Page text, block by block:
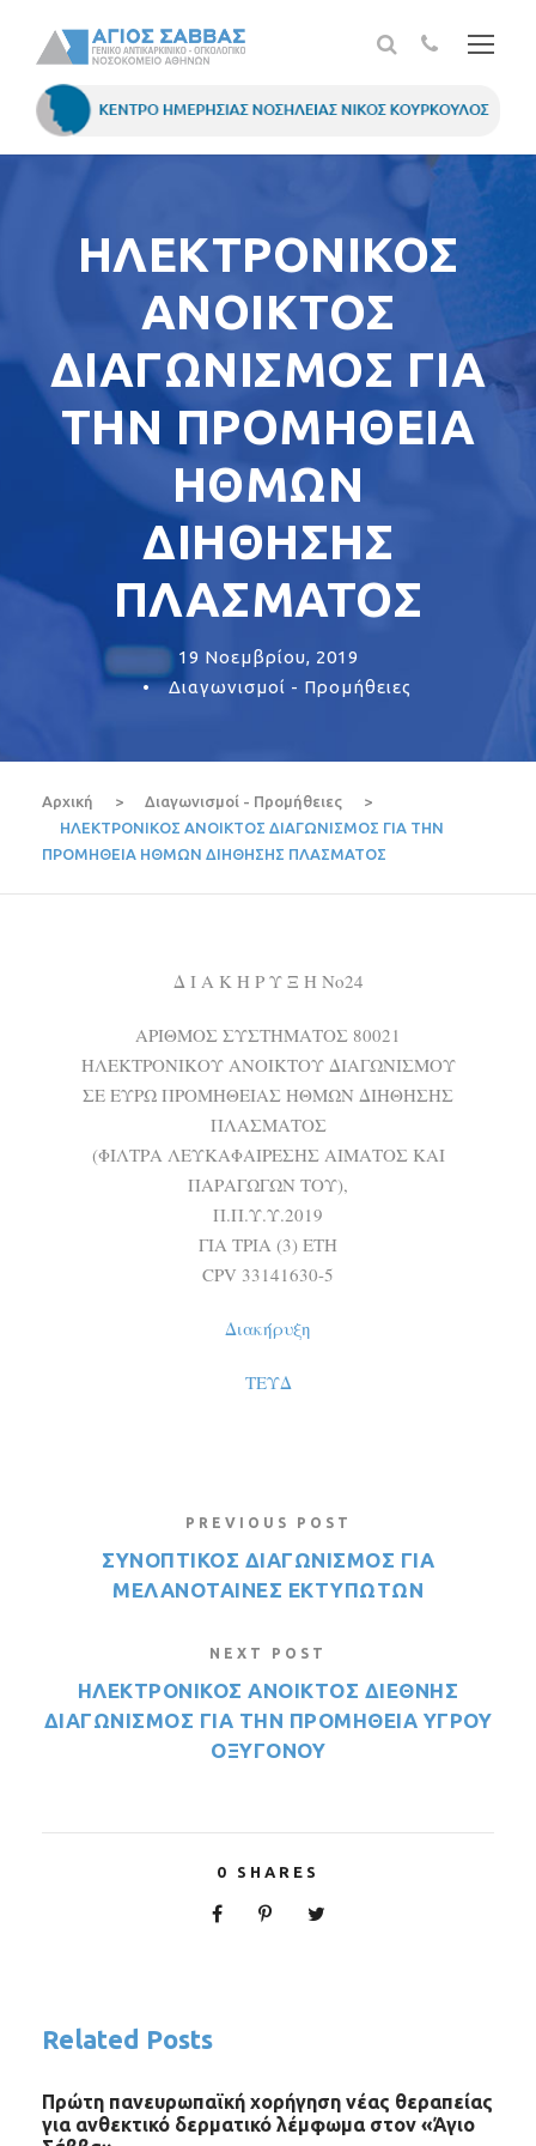
ΗΛΕΚΤΡΟΝΙΚΟΣ
ΑΝΟΙΚΤΟΣ
ΔΙΑΓΩΝΙΣΜΟΣ ΓΙΑ
ΤΗΝ ΠΡΟΜΗΘΕΙΑ
ΗΘΜΩΝ
ΔΙΗΘΗΣΗΣ
ΠΛΑΣΜΑΤΟΣ
19 Νοεμβρίου, 2019
•
Διαγωνισμοί - Προμήθειες
Αρχική > Διαγωνισμοί - Προμήθειες
>
ΗΛΕΚΤΡΟΝΙΚΟΣ ΑΝΟΙΚΤΟΣ ΔΙΑΓΩΝΙΣΜΟΣ ΓΙΑ ΤΗΝ
ΠΡΟΜΗΘΕΙΑ ΗΘΜΩΝ ΔΙΗΘΗΣΗΣ ΠΛΑΣΜΑΤΟΣ
Δ Ι Α Κ Η Ρ Υ Ξ Η Νο24
ΑΡΙΘΜΟΣ ΣΥΣΤΗΜΑΤΟΣ 80021
ΗΛΕΚΤΡΟΝΙΚΟΥ ΑΝΟΙΚΤΟΥ ΔΙΑΓΩΝΙΣΜΟΥ
ΣΕ ΕΥΡΩ ΠΡΟΜΗΘΕΙΑΣ ΗΘΜΩΝ ΔΙΗΘΗΣΗΣ
ΠΛΑΣΜΑΤΟΣ
(ΦΙΛΤΡΑ ΛΕΥΚΑΦΑΙΡΕΣΗΣ ΑΙΜΑΤΟΣ ΚΑΙ
ΠΑΡΑΓΩΓΩΝ ΤΟΥ),
Π.Π.Υ.Υ.2019
ΓΙΑ ΤΡΙΑ (3) ΕΤΗ
CPV 33141630-5
Διακήρυξη
ΤΕΥΔ
PREVIOUS POST
ΣΥΝΟΠΤΙΚΟΣ ΔΙΑΓΩΝΙΣΜΟΣ ΓΙΑ
MEΛΑΝΟΤΑΙΝΕΣ ΕΚΤΥΠΩΤΩΝ
NEXT POST
ΗΛΕΚΤΡΟΝΙΚΟΣ ΑΝΟΙΚΤΟΣ ΔΙΕΘΝΗΣ
ΔΙΑΓΩΝΙΣΜΟΣ ΓΙΑ ΤΗΝ ΠΡΟΜΗΘΕΙΑ ΥΓΡΟΥ
ΟΞΥΓΟΝΟΥ
0 SHARES
Related Posts
Πρώτη πανευρωπαϊκή χορήγηση νέας θεραπείας
για ανθεκτικό δερματικό λέμφωμα στον «Άγιο